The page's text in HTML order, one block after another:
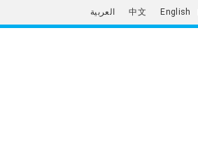
العربية 中文 English